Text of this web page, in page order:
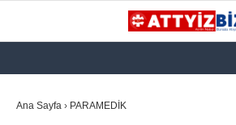
Ana Sayfa › PARAMEDİK